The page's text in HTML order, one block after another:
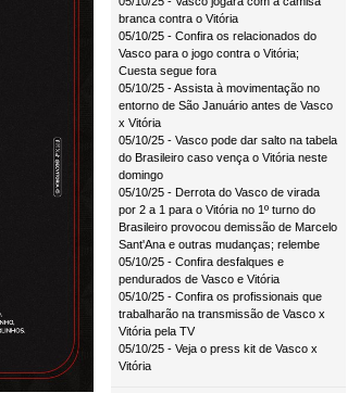
branca contra o Vitória
05/10/25 - Confira os relacionados do
Vasco para o jogo contra o Vitória;
Cuesta segue fora
05/10/25 - Assista à movimentação no
entorno de São Januário antes de Vasco
x Vitória
05/10/25 - Vasco pode dar salto na tabela
do Brasileiro caso vença o Vitória neste
domingo
05/10/25 - Derrota do Vasco de virada
por 2 a 1 para o Vitória no 1º turno do
Brasileiro provocou demissão de Marcelo
Sant'Ana e outras mudanças; relembe
05/10/25 - Confira desfalques e
pendurados de Vasco e Vitória
05/10/25 - Confira os profissionais que
trabalharão na transmissão de Vasco x
Vitória pela TV
05/10/25 - Veja o press kit de Vasco x
Vitória